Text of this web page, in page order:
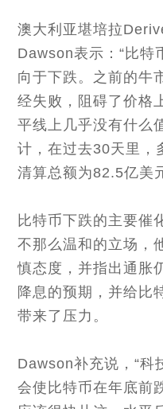
澳大利亚堪培拉
Dawson表示：“比特
向于下跌。之前的
经失败，阻碍了价格
平线上几乎没有什么
计，在过去30天里，
清算总额为82.5亿美
比特币下跌的主要催
不那么温和的立场，
慎态度，并指出通胀
降息的预期，并给比
带来了压力。
Dawson补充说，“科
会使比特币在年底前